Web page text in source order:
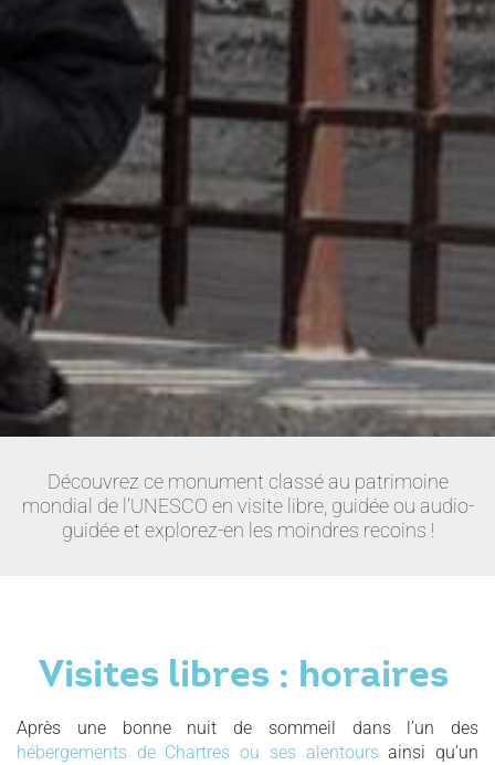
Découvrez ce monument classé au patrimoine
mondial de l'UNESCO en visite libre, guidée ou audio-
guidée et explorez-en les moindres recoins !
Visites libres : horaires
Après une bonne nuit de sommeil dans l’un des
hébergements de Chartres ou ses alentoursainsi qu’un